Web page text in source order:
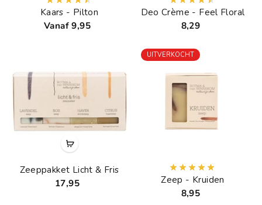
Kaars - Pilton
Vanaf 9,95
Deo Crème - Feel Floral
8,29
Zeeppakket Licht & Fris
17,95
UITVERKOCHT
Zeep - Kruiden
8,95